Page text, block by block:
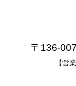
〒136-
【営